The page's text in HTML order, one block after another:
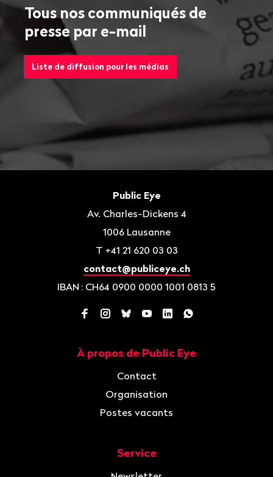
Tous nos communiqués de
presse par e-mail
Liste de diffusion pour les médias
Public Eye
Av. Charles-Dickens 4
1006 Lausanne
T +41 21 620 03 03
contact@publiceye.ch
IBAN : CH64 0900 0000 1001 0813 5
Facebook
Instagram
BlueskyYouTube
LinkedInWhatsApp
À propos de Public Eye
Contact
Organisation
Postes vacants
Service